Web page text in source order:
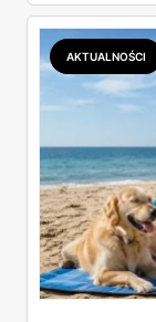
bawełniane
postaciami.
pół mieście.
AKTUALNOŚCI